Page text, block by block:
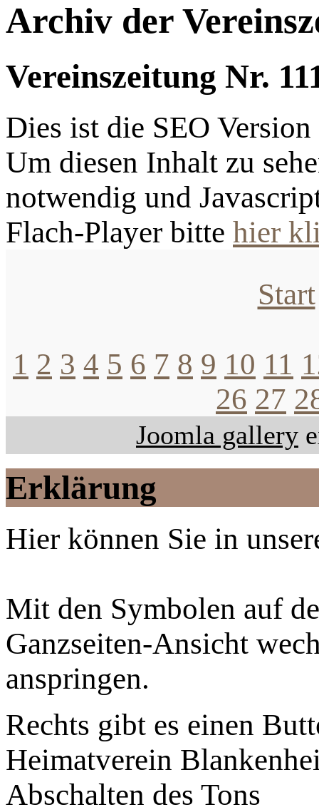
Archiv der
Vereinszeitung Nr.
Dies ist die SEO
Um diesen Inhalt zu
notwendig und
Flach-Player bitte hier
Start
1 2 3 4 5 6 7 8 9 10 11
26 27
Joomla gallery
Erklärung
Hier können Sie in
Mit den Symbolen auf
Ganzseiten-Ansicht
anspringen.
Rechts gibt es einen
Heimatverein
Abschalten des Tons